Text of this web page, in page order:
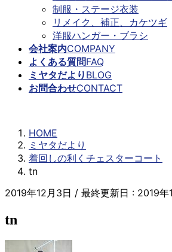
制服・ステージ衣装
リメイク、補正、カケツギ
洋服ハンガー・ブラシ
会社案内COMPANY
よくある質問FAQ
ミヤタだより BLOG
お問合わせCONTACT
HOME
ミヤタだより
着回しの利くチェスターコート
tn
2019年12月3日 / 最終更新日 : 2019年
tn